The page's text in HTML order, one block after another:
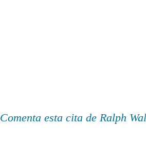
Comenta esta cita de Ralph